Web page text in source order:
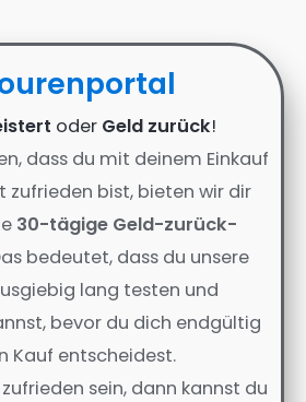
oder Geld zurück!
dass du mit deinem Einkauf
zufrieden bist, bieten wir dir
30-tägige Geld-zurück-
bedeutet, dass du unsere
lang testen und
bevor du dich endgültig
Kauf entscheidest.
sein, dann kannst du